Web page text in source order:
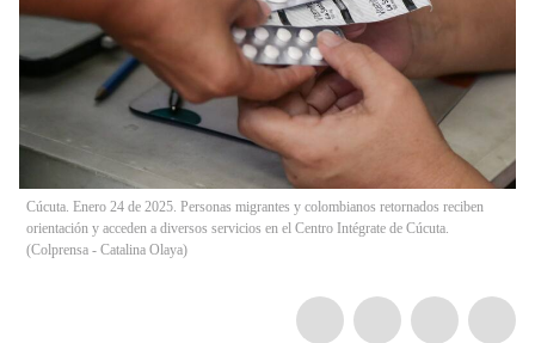
Cúcuta. Enero 24 de 2025. Personas migrantes y colombianos retornados reciben
orientación y acceden a diversos servicios en el Centro Intégrate de Cúcuta.
(Colprensa - Catalina Olaya)